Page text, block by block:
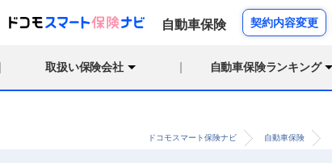
自動車保険 契約内容変更
取扱い保険会社 自動車保険ランキング
ドコモスマート保険ナビ 自動車保険